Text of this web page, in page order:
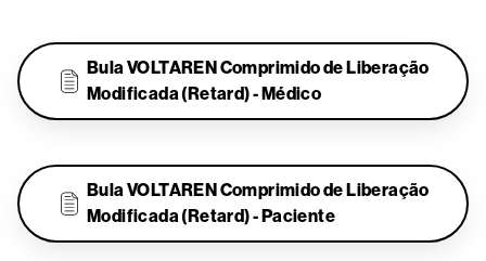
Bula VOLTAREN Comprimido de Liberação
Modificada (Retard) - Médico
Bula VOLTAREN Comprimido de Liberação
Modificada (Retard) - Paciente